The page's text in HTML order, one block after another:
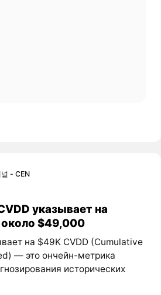
- CEN
указывает на
$49,000
на $49K CVDD (Cumulative
— это ончейн-метрика
исторических